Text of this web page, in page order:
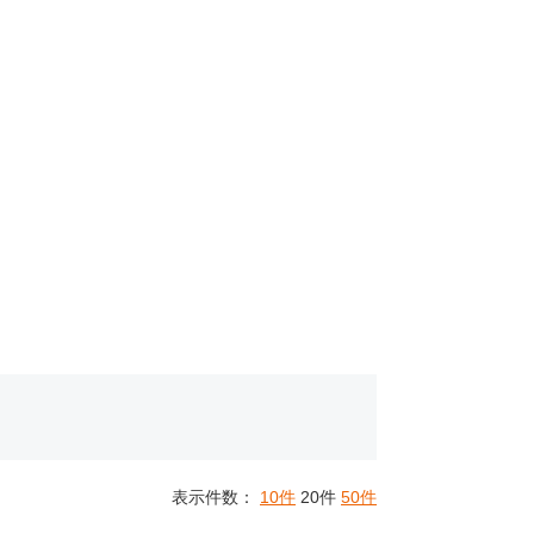
表示件数： 10件 20件 50件